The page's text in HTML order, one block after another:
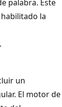
palabra. Este
la
un
El motor de